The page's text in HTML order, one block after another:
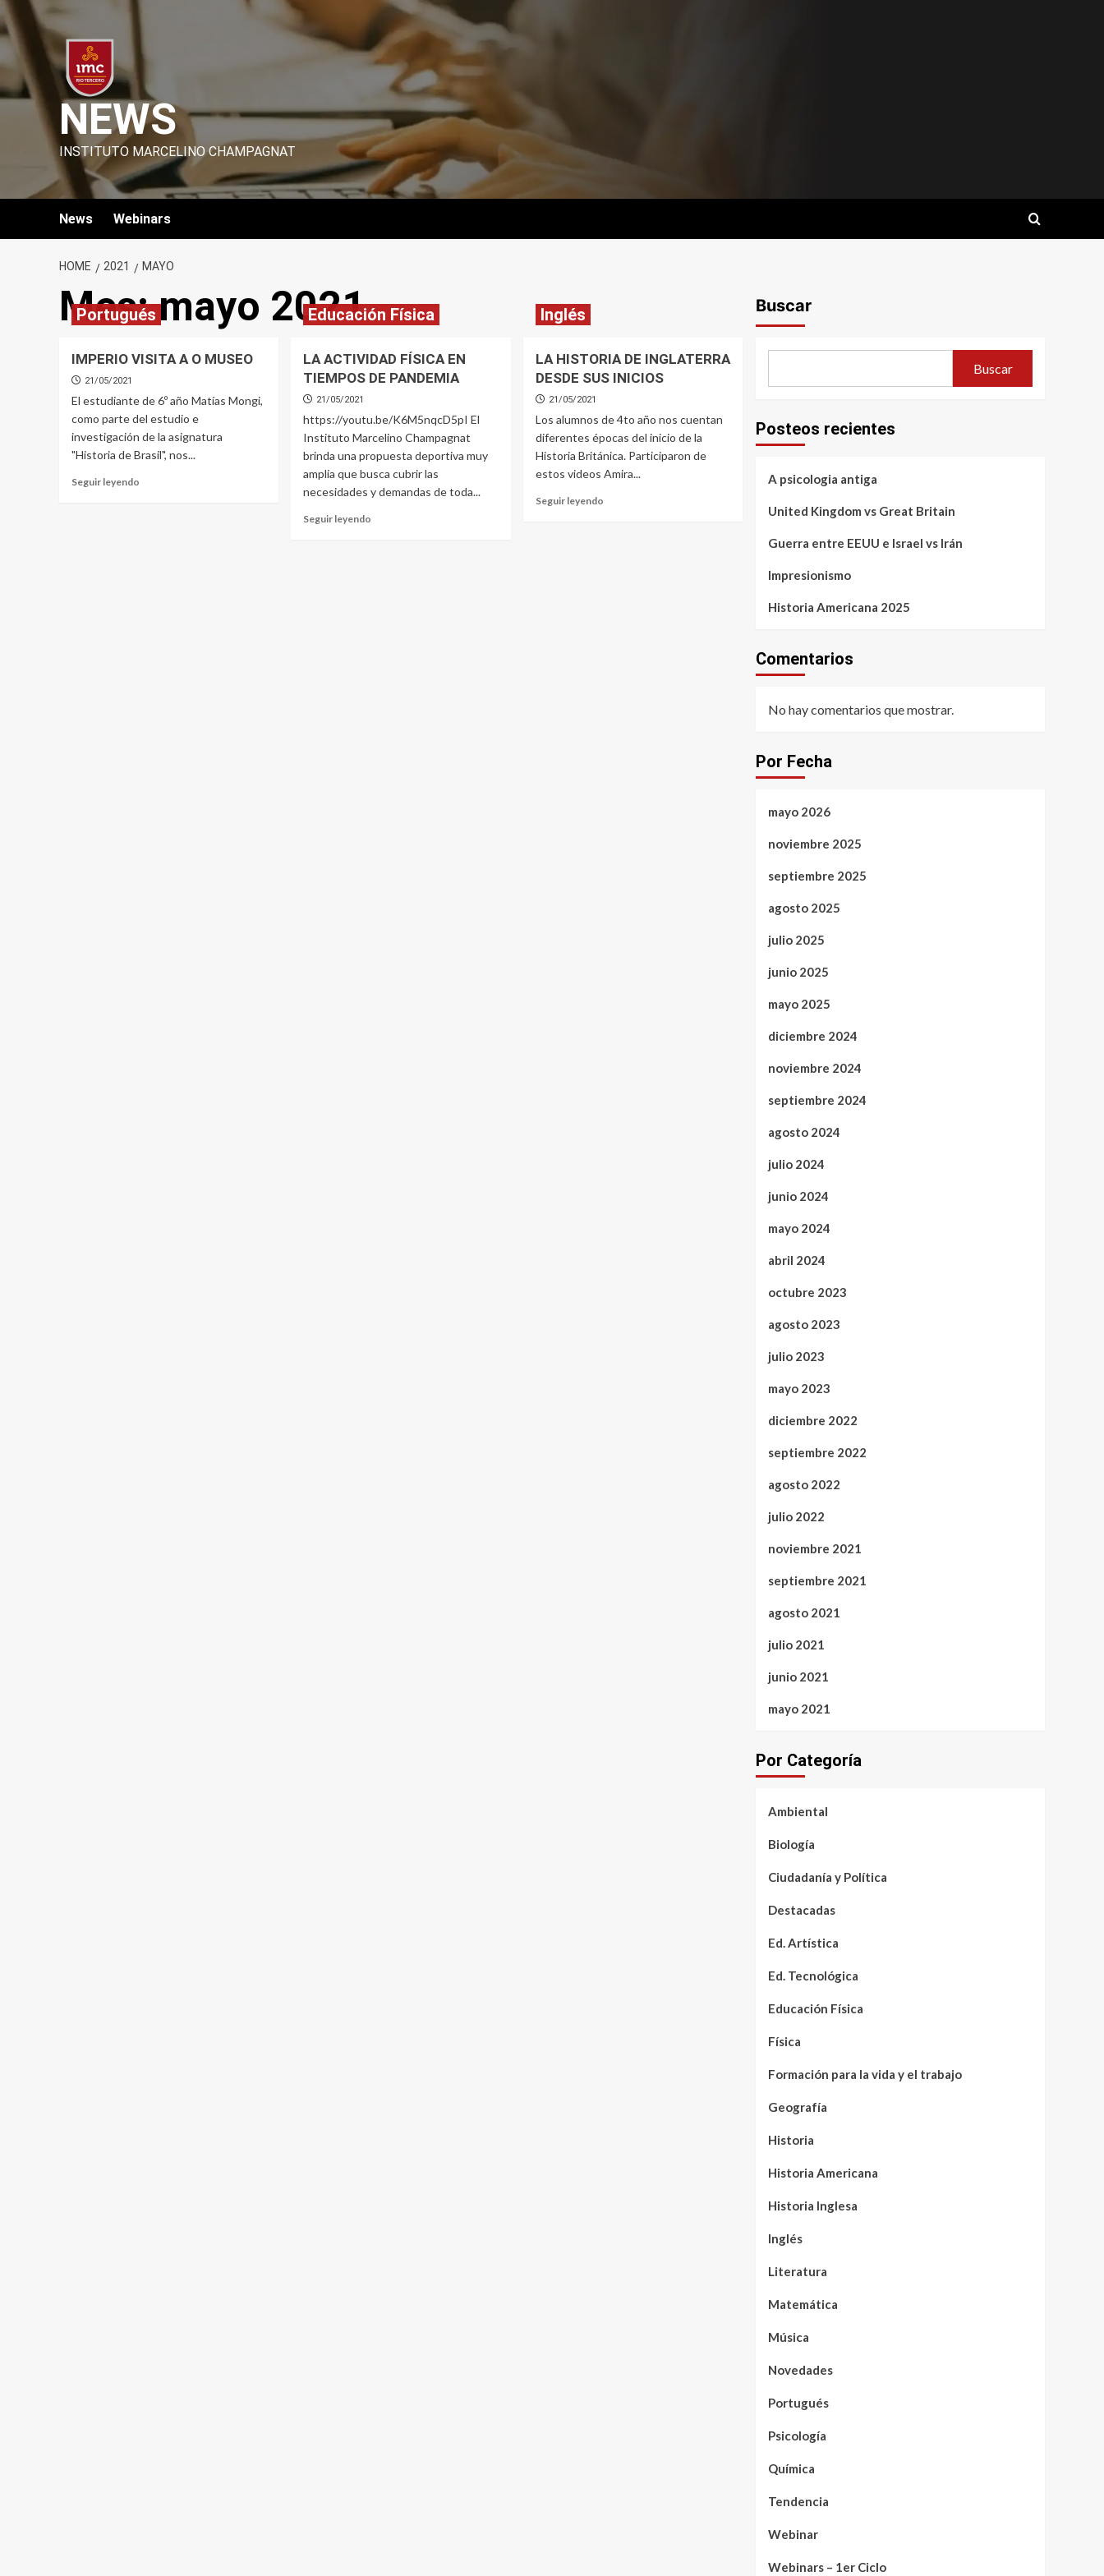
Skip
to
NEWS
INSTITUTO MARCELINO CHAMPAGNAT
News Webinars
HOME 2021 MAYO
Mes:mayo 2021
Portugués
IMPERIO VISITA A O MUSEO
21/05/2021
El estudiante de 6º año Matías Mongi,
como parte del estudio e
investigación de la asignatura
"Historia de Brasil", nos...
Seguir leyendo
Educación Física
LA ACTIVIDAD FÍSICA EN
TIEMPOS DE PANDEMIA
21/05/2021
https://youtu.be/K6M5nqcD5pI El
Instituto Marcelino Champagnat
brinda una propuesta deportiva muy
amplia que busca cubrir las
necesidades y demandas de toda...
Seguir leyendo
Inglés
LA HISTORIA DE INGLATERRA
DESDE SUS INICIOS
21/05/2021
Los alumnos de 4to año nos cuentan
diferentes épocas del inicio de la
Historia Británica. Participaron de
estos videos Amira...
Seguir leyendoRead
Buscar
Buscar
Posteos recientes
A psicologia antiga
United Kingdom vs Great Britain
Guerra entre EEUU e Israel vs Irán
Impresionismo
Historia Americana 2025
Comentarios
No hay comentarios que mostrar.
Por Fecha
mayo 2026
noviembre 2025
septiembre 2025
agosto 2025
julio 2025
junio 2025
mayo 2025
diciembre 2024
noviembre 2024
septiembre 2024
agosto 2024
julio 2024
junio 2024
mayo 2024
abril 2024
octubre 2023
agosto 2023
julio 2023
mayo 2023
diciembre 2022
septiembre 2022
agosto 2022
julio 2022
noviembre 2021
septiembre 2021
agosto 2021
julio 2021
junio 2021
mayo 2021
Por Categoría
Ambiental
Biología
Ciudadanía y Política
Destacadas
Ed. Artística
Ed. Tecnológica
Educación Física
Física
Formación para la vida y el trabajo
Geografía
Historia
Historia Americana
Historia Inglesa
Inglés
Literatura
Matemática
Música
Novedades
Portugués
Psicología
Química
Tendencia
Webinar
Webinars – 1er Ciclo